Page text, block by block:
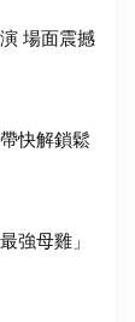
場面震撼
快解鎖鬆
強母雞」